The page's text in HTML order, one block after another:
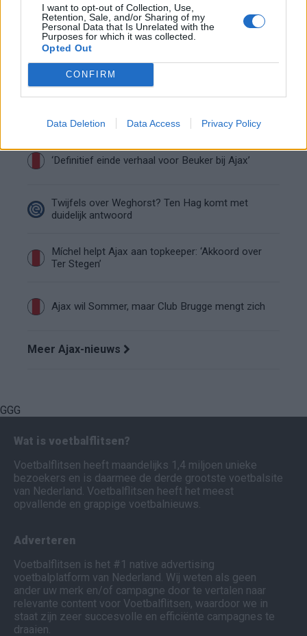
I want to opt-out of Collection, Use,
Retention, Sale, and/or Sharing of my
Personal Data that Is Unrelated with the
Purposes for which it was collected.
Opted Out
CONFIRM
Data Deletion Data Access Privacy Policy
Steijn: ‘Bergwijn was niet mijn eerste keus als
Ajax-aanvoerder’
Ajax-fase
spits op het lijstje van Ajax?
‘Definitief einde verhaal voor Beuker bij Ajax’
Twijfels over Weghorst? Ten Hag komt met
duidelijk antwoord
Míchel helpt Ajax aan topkeeper: ‘Akkoord over
Ter Stegen’
Ajax wil Sommer, maar Club Brugge mengt zich
Meer Ajax-nieuws
GGG
Wat is voetbalflitsen?
Voetbalflitsen heeft maandelijks 1,4 miljoen unieke
bezoekers en is daarmee de derde grootste voetbalsite
van Nederland. Voetbalflitsen heeft het meest
opvallende en grappige voetbalnieuws.
Adverteren
Voetbalflitsen is het #1 native advertising
voetbalplatform van Nederland. Wij weten als geen
ander uw merk en/of campagne door te vertalen naar
relevante content voor Voetbalflitsen, waardoor we in
staat zijn zeer succesvolle en efficiënte campagnes te
draaien.